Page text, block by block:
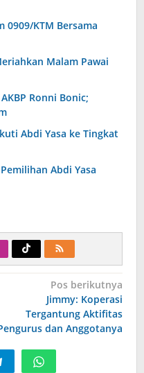
0909/KTM Bersama
Malam Pawai
Ronni Bonic;
Abdi Yasa ke Tingkat
Abdi Yasa
Pos berikutnya
Jimmy: Koperasi
Tergantung Aktifitas
dan Anggotanya